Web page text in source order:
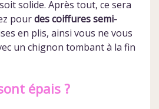
solide. Après tout, ce sera
pourdes coiffures semi-
en plis, ainsi vous ne vous
un chignon tombant à la fin
épais ?